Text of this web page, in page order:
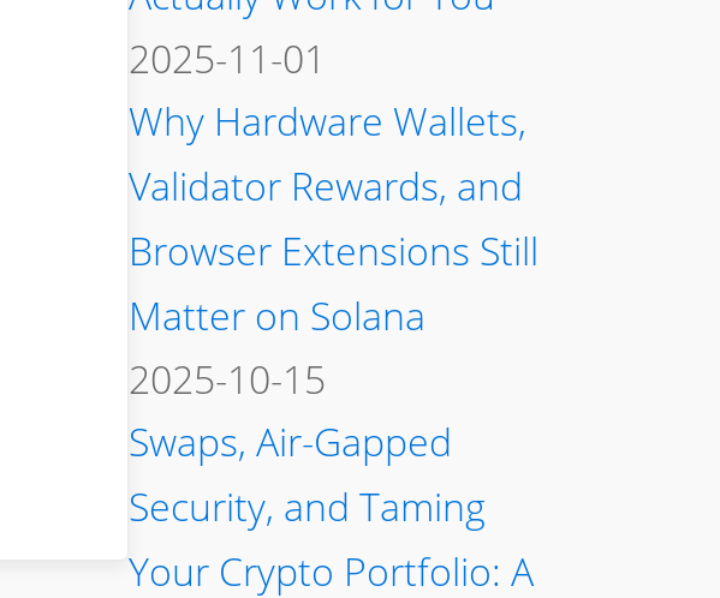
2025-11-01
Why Hardware Wallets,
Validator Rewards, and
Browser Extensions Still
Matter on Solana
2025-10-15
Swaps, Air-Gapped
Security, and Taming
Your Crypto Portfolio: A